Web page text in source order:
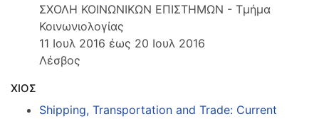
ΣΧΟΛΗ ΚΟΙΝΩΝΙΚΩΝ ΕΠΙΣΤΗΜΩΝ - Τμήμα
Κοινωνιολογίας
11 Ιουλ 2016 έως 20 Ιουλ 2016
Λέσβος
ΧΙΟΣ
Shipping, Transportation and Trade: Current